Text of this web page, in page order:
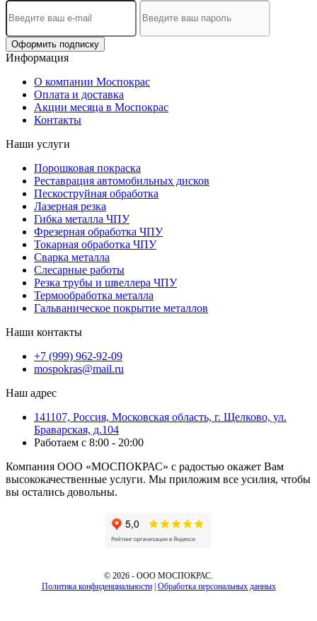
Оформить подписку
Информация
О компании Моспокрас
Оплата и доставка
Акции месяца в Моспокрас
Контакты
Наши услуги
Порошковая покраска
Реставрация автомобильных дисков
Пескоструйная обработка
Лазерная резка
Гибка металла ЧПУ
Фрезерная обработка ЧПУ
Токарная обработка ЧПУ
Сварка металла
Слесарные работы
Резка трубы и швеллера ЧПУ
Термообработка металла
Гальваническое покрытие металлов
Наши контакты
+7 (999) 962-92-09
mospokras@mail.ru
Наш адрес
141107, Россия, Московская область, г. Щелково, ул.
Браварская, д.104
Работаем с 8:00 - 20:00
Компания ООО «МОСПОКРАС» с радостью окажет Вам
высококачественные услуги. Мы приложим все усилия, чтобы
вы остались довольны.
© 2026 - ООО МОСПОКРАС.
Политика конфиденциальности| Обработка персональных данных